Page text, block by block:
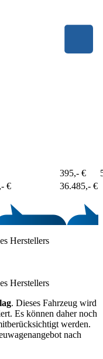
395,- €
€
36.485,- €
Herstellers
Herstellers
. Dieses Fahrzeug wird
Es können daher noch
werden.
nach